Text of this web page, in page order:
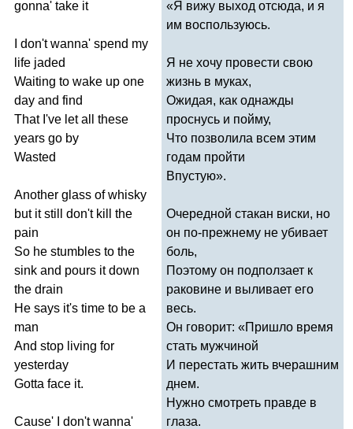
gonna' take it
don't wanna' spend my
life jaded
Waiting to wake up one
day and find
That I've let all
these
years go by
Wasted
Another glass of whisky
but it still don't kill
the
pain
So he stumbles to the
sink and pours it down
the drain
He says it's time to be a
man
And stop living for
yesterday
Gotta face it.
Cause' don't wanna'
«Я вижу выход отсюда, и я
им воспользуюсь.
Я не хочу провести свою
жизнь в муках,
Ожидая, как однажды
проснусь и пойму,
Что позволила всем этим
годам пройти
Впустую».
Очередной стакан виски, но
он по-прежнему не убивает
боль,
Поэтому он подползает к
раковине и выливает его
весь.
Он говорит: «Пришло время
стать мужчиной
И перестать жить вчерашним
днем.
Нужно смотреть правде в
глаза.